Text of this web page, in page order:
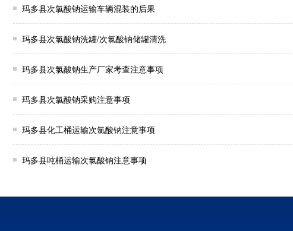
玛多县次氯酸钠运输车辆混装的后果
玛多县次氯酸钠洗罐/次氯酸钠储罐清洗
玛多县次氯酸钠生产厂家考查注意事项
玛多县次氯酸钠采购注意事项
玛多县化工桶运输次氯酸钠注意事项
玛多县吨桶运输次氯酸钠注意事项